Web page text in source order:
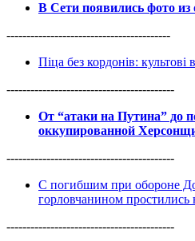
В Сети появились фото
-----------------------------------------
Піца без кордонів:
------------------------------------------
От “атаки на Путина” до
оккупированной
------------------------------------------
С погибшим при обороне
горловчанином
------------------------------------------